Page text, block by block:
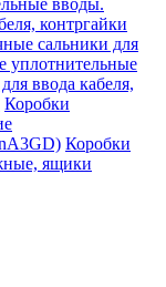
вводы.
контргайки
сальники для
уплотнительные
ввода кабеля,
Коробки
Коробки
ящики